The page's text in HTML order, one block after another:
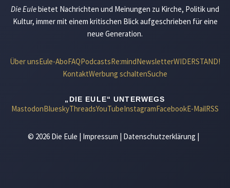
Die Eulebietet Nachrichten und Meinungen zu Kirche, Politik und
Kultur, immer mit einem kritischen Blick aufgeschrieben für eine
neue Generation.
Über unsEule-AboFAQPodcastsRe:mindNewsletterWIDERSTAND!
KontaktWerbung schaltenSuche
„DIE EULE“ UNTERWEGS
MastodonBlueskyThreadsYouTubeInstagramFacebookE-MailRSS
© 2026 Die Eule | Impressum Datenschutzerklärung